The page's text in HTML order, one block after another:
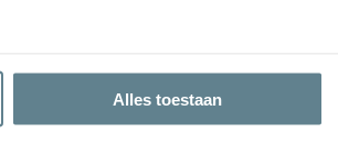
Alles toestaan